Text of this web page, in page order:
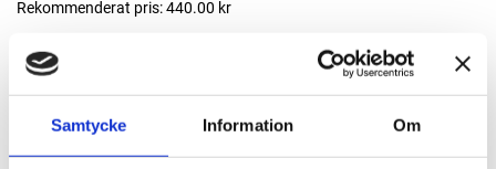
Samtycke Information Om
Rekommenderat pris: 440.00 kr
440 kr
st Lägg i varukorgen